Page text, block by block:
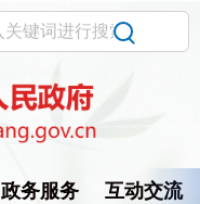
政务服务 互动交流